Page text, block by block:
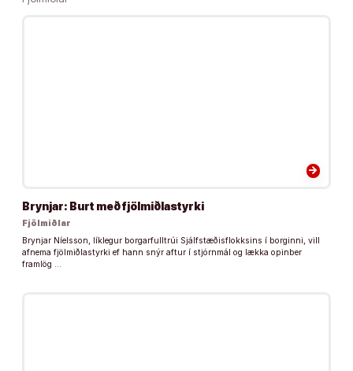
arrow_forward
Brynjar: Burt með fjölmiðlastyrki
Fjölmiðlar
Brynjar Níelsson, líklegur borgarfulltrúi Sjálfstæðisflokksins í borginni, vill
afnema fjölmiðlastyrki ef hann snýr aftur í stjórnmál og lækka opinber
framlög …